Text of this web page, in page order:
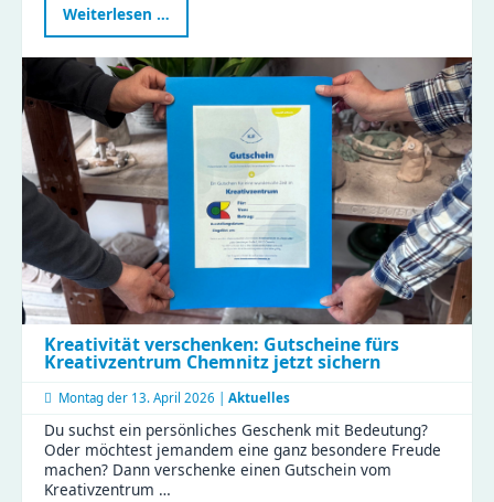
Weiterlesen …
öffnet
Türen
für
die
Aktionswoche
Perspektivwechsel
Kreativität verschenken: Gutscheine fürs
Kreativzentrum Chemnitz jetzt sichern
Montag der 13. April 2026 | Aktuelles
Du suchst ein persönliches Geschenk mit Bedeutung?
Oder möchtest jemandem eine ganz besondere Freude
machen? Dann verschenke einen Gutschein vom
Kreativzentrum …